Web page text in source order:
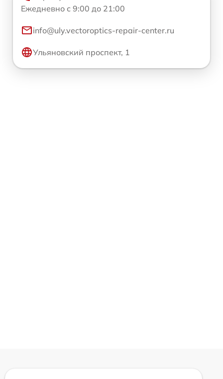
Ежедневно с 9:00 до 21:00
info@uly.vectoroptics-repair-center.ru
Ульяновский проспект, 1